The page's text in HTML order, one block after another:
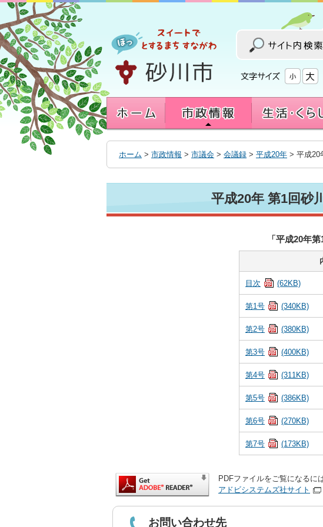
へ
移
動
す
る
ホーム > 市政情報 > 市議会 > 会議録 > 平成20年 > 平成20
平成20年 第1回砂
「平成20年
目次 (62KB)
第1号 (340KB)
第2号 (380KB)
第3号 (400KB)
第4号 (311KB)
第5号 (386KB)
第6号 (270KB)
第7号 (173KB)
PDFファイルをご覧になるに
アドビシステムズ社サイト
お問い合わせ先